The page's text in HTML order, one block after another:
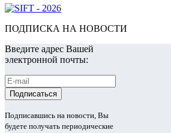
ПОДПИСКА НА НОВОСТИ
Введите адрес Вашей
электронной почты:
Подписавшись на новости, Вы
будете получать периодические